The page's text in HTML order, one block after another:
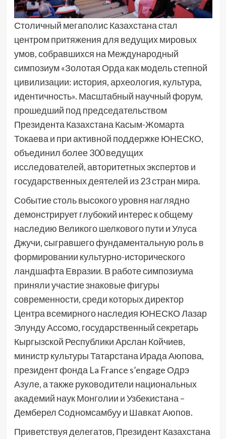
Столичный мегаполис Казахстана стал
центром притяжения для ведущих мировых
умов, собравшихся на Международный
симпозиум «Золотая Орда как модель степной
цивилизации: история, археология, культура,
идентичность». Масштабный научный форум,
прошедший под председательством
Президента Казахстана Касым-Жомарта
Токаева и при активной поддержке ЮНЕСКО,
объединил более 300 ведущих
исследователей, авторитетных экспертов и
государственных деятелей из 23 стран мира.
Событие столь высокого уровня наглядно
демонстрирует глубокий интерес к общему
наследию Великого шелкового пути и Улуса
Джучи, сыгравшего фундаментальную роль в
формировании культурно-исторического
ландшафта Евразии. В работе симпозиума
приняли участие знаковые фигуры
современности, среди которых директор
Центра всемирного наследия ЮНЕСКО Лазар
Элунду Ассомо, государственный секретарь
Кыргызской Республики Арслан Койчиев,
министр культуры Татарстана Ирада Аюпова,
президент фонда La France s’engage Одрэ
Азуле, а также руководители национальных
академий наук Монголии и Узбекистана –
Демберел Содномсамбуу и Шавкат Аюпов.
Приветствуя делегатов, Президент Казахстана